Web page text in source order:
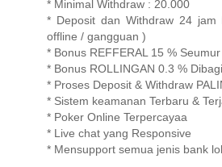
* Minimal Withdraw : 20.000
* Deposit dan Withdraw 24
offline / gangguan )
* Bonus REFFERAL 15 %
* Bonus ROLLINGAN 0.3 %
* Proses Deposit & Withdraw
* Sistem keamanan Terbaru &
* Poker Online Terpercayaa
* Live chat yang Responsive
* Mensupport semua jenis bank